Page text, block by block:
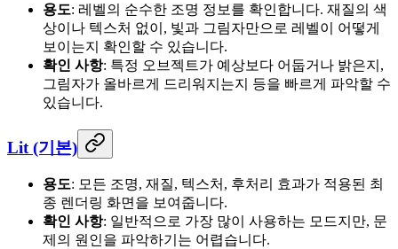
용도: 레벨의 순수한 조명 정보를 확인합니다. 재질의 색
상이나 텍스처 없이, 빛과 그림자만으로 레벨이 어떻게
보이는지 확인할 수 있습니다.
확인 사항: 특정 오브젝트가 예상보다 어둡거나 밝은지,
그림자가 올바르게 드리워지는지 등을 빠르게 파악할 수
있습니다.
Lit (기본)
용도: 모든 조명, 재질, 텍스처, 후처리 효과가 적용된 최
종 렌더링 화면을 보여줍니다.
확인 사항: 일반적으로 가장 많이 사용하는 모드지만, 문
제의 원인을 파악하기는 어렵습니다.